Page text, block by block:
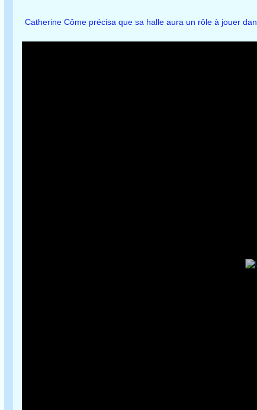
Catherine Côme précisa que sa halle aura un rôle à jouer